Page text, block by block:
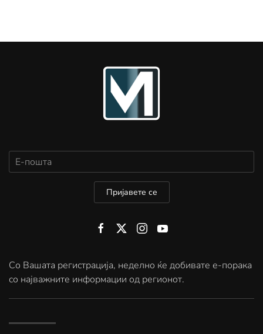
Пријавете се
Со Вашата регистрација, неделно ќе добивате е-порака
со најважните информации од регионот.